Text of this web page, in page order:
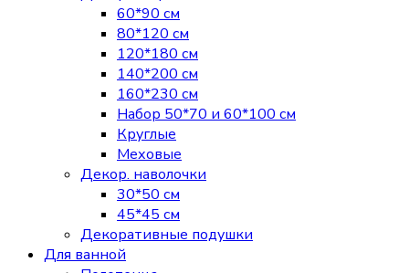
60*90 см
80*120 см
120*180 см
140*200 см
160*230 см
Набор 50*70 и 60*100 см
Круглые
Меховые
Декор. наволочки
30*50 см
45*45 см
Декоративные подушки
Для ванной